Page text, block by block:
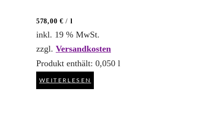
578,00 € / l
inkl. 19 % MwSt.
zzgl. Versandkosten
Produkt enthält: 0,050 l
WEITERLESEN